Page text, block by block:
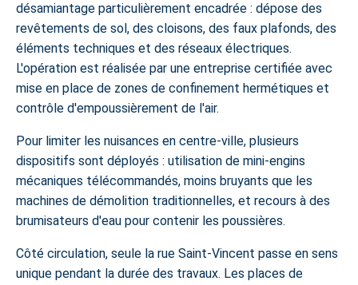
désamiantage particulièrement encadrée : dépose des
revêtements de sol, des cloisons, des faux plafonds, des
éléments techniques et des réseaux électriques.
L'opération est réalisée par une entreprise certifiée avec
mise en place de zones de confinement hermétiques et
contrôle d'empoussièrement de l'air.
Pour limiter les nuisances en centre-ville, plusieurs
dispositifs sont déployés : utilisation de mini-engins
mécaniques télécommandés, moins bruyants que les
machines de démolition traditionnelles, et recours à des
brumisateurs d'eau pour contenir les poussières.
Côté circulation, seule la rue Saint-Vincent passe en sens
unique pendant la durée des travaux. Les places de